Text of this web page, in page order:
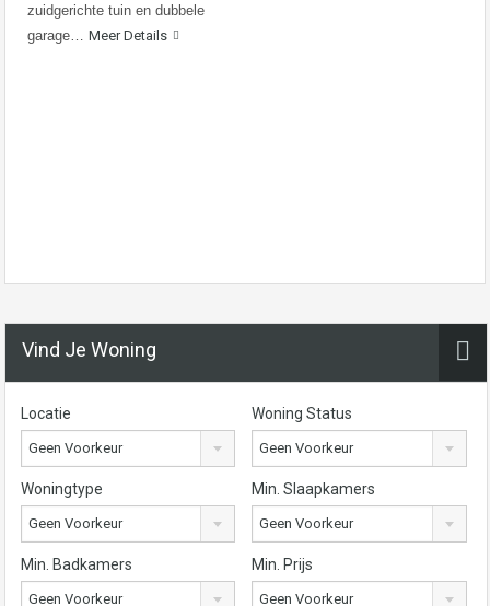
zuidgerichte tuin en dubbele
garage… Meer Details
Vind Je Woning
Locatie
Geen Voorkeur
Woning Status
Geen Voorkeur
Woningtype
Geen Voorkeur
Min. Slaapkamers
Geen Voorkeur
Min. Badkamers
Geen Voorkeur
Min. Prijs
Geen Voorkeur